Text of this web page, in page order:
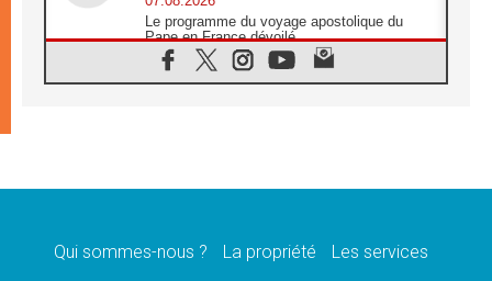
Le programme du voyage apostolique du
Pape en France dévoilé
07.08.2026
1ère Conférence continentale sur l'éducation
07.08.2026
07.08.2026
Qui sommes-nous ? La propriété
Les services